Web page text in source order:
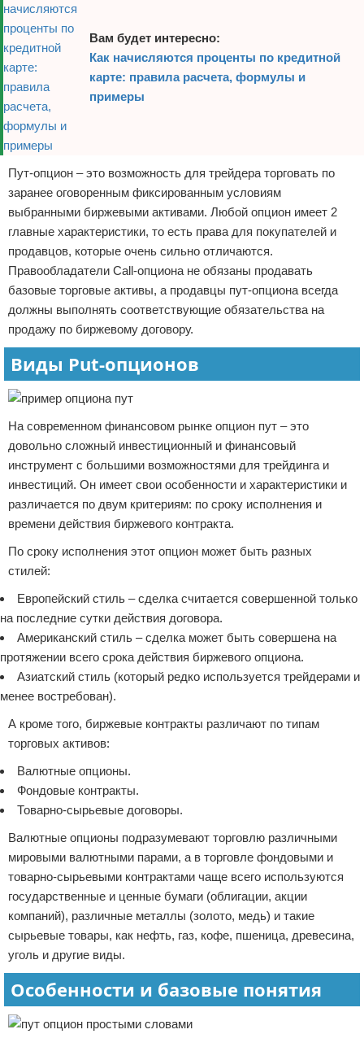
Вам будет интересно:
Как начисляются проценты по кредитной
карте: правила расчета, формулы и
примеры
Пут-опцион – это возможность для трейдера торговать по
заранее оговоренным фиксированным условиям
выбранными биржевыми активами. Любой опцион имеет 2
главные характеристики, то есть права для покупателей и
продавцов, которые очень сильно отличаются.
Правообладатели Call-опциона не обязаны продавать
базовые торговые активы, а продавцы пут-опциона всегда
должны выполнять соответствующие обязательства на
продажу по биржевому договору.
Виды Put-опционов
На современном финансовом рынке опцион пут – это
довольно сложный инвестиционный и финансовый
инструмент с большими возможностями для трейдинга и
инвестиций. Он имеет свои особенности и характеристики и
различается по двум критериям: по сроку исполнения и
времени действия биржевого контракта.
По сроку исполнения этот опцион может быть разных
стилей:
Европейский стиль – сделка считается совершенной только
на последние сутки действия договора.
Американский стиль – сделка может быть совершена на
протяжении всего срока действия биржевого опциона.
Азиатский стиль (который редко используется трейдерами и
менее востребован).
А кроме того, биржевые контракты различают по типам
торговых активов:
Валютные опционы.
Фондовые контракты.
Товарно-сырьевые договоры.
Валютные опционы подразумевают торговлю различными
мировыми валютными парами, а в торговле фондовыми и
товарно-сырьевыми контрактами чаще всего используются
государственные и ценные бумаги (облигации, акции
компаний), различные металлы (золото, медь) и такие
сырьевые товары, как нефть, газ, кофе, пшеница, древесина,
уголь и другие виды.
Особенности и базовые понятия